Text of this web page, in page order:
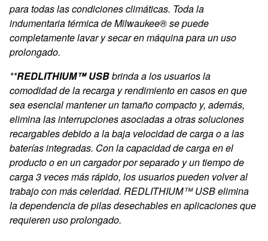
para todas las condiciones climáticas. Toda la
indumentaria térmica de Milwaukee® se puede
completamente lavar y secar en máquina para un uso
prolongado.
**REDLITHIUM™ USBbrinda a los usuarios la
comodidad de la recarga y rendimiento en casos en que
sea esencial mantener un tamaño compacto y, además,
elimina las interrupciones asociadas a otras soluciones
recargables debido a la baja velocidad de carga o a las
baterías integradas. Con la capacidad de carga en el
producto o en un cargador por separado y un tiempo de
carga 3 veces más rápido, los usuarios pueden volver al
trabajo con más celeridad. REDLITHIUM™ USB elimina
la dependencia de pilas desechables en aplicaciones que
requieren uso prolongado.